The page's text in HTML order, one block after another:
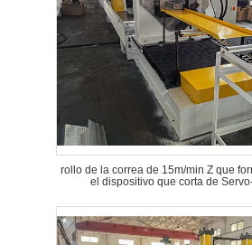
rollo de la correa de 15m/min Z que
el dispositivo que corta de